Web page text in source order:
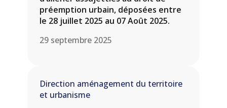
préemption urbain, déposées entre
le 28 juillet 2025 au 07 Août 2025.
29 septembre 2025
Direction aménagement du territoire
et urbanisme